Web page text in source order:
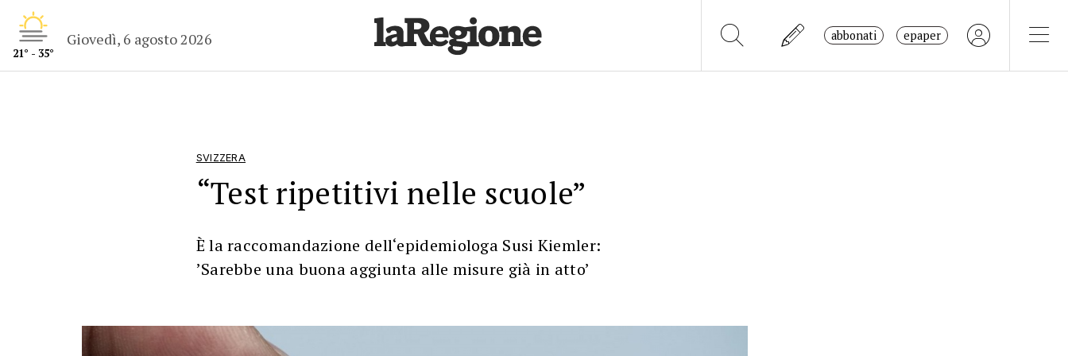
21° - 35°
Giovedì, 6 agosto 2026 abbonati epaper
SVIZZERA
“Test ripetitivi nelle scuole”
È la raccomandazione dell‘epidemiologa Susi Kiemler:
’Sarebbe una buona aggiunta alle misure già in atto’